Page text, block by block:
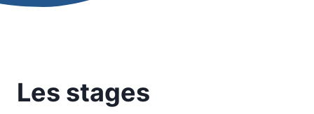
Les stages